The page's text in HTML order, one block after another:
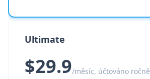
Ultimate
$29.9/měsíc, účtováno ročně